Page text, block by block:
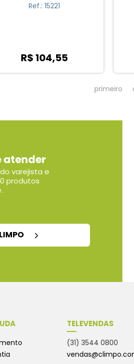
Ref.: 15221
R$ 104,55
primeiro
atender
varejista e
produtos
TELEVENDAS
(31) 3544 0800